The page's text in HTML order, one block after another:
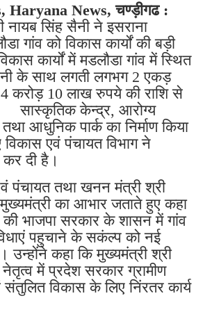
Haryana News, चण्ड़ीगढ :
सिंह सैनी ने इसराना
गांव को विकास कार्यों की बड़ी
कार्यों में मडलौडा गांव में स्थित
के साथ लगती लगभग 2 एकड़
करोड़ 10 लाख रुपये की राशि से
सास्कृतिक केन्द्र, आरोग्य
तथा आधुनिक पार्क का निर्माण किया
एवं पंचायत विभाग ने
कर दी है।
पंचायत तथा खनन मंत्री श्री
का आभार जताते हुए कहा
भाजपा सरकार के शासन में गांव
पहुचाने के सकंल्प को नई
उन्होंने कहा कि मुख्यमंत्री श्री
में प्रदेश सरकार ग्रामीण
विकास के लिए निंरतर कार्य